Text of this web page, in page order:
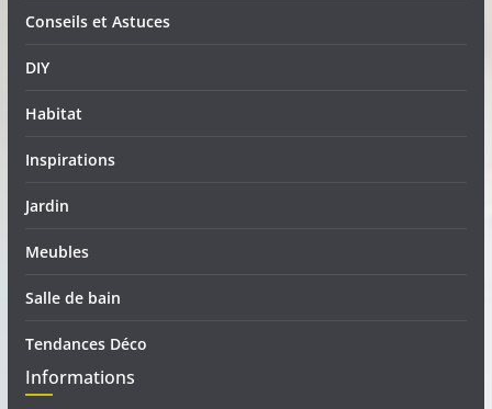
Conseils et Astuces
DIY
Habitat
Inspirations
Jardin
Meubles
Salle de bain
Tendances Déco
Informations